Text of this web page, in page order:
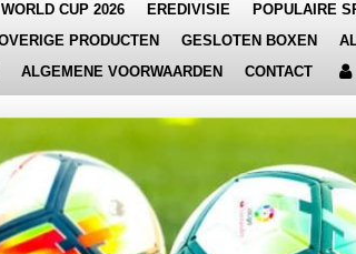
WORLD CUP 2026 EREDIVISIE POPULAIRE
PRODUCTEN GESLOTEN BOXEN
ALGEMENE VOORWAARDEN CONTACT